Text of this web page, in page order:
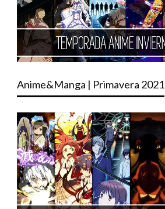
Anime&Manga | Primavera 2021